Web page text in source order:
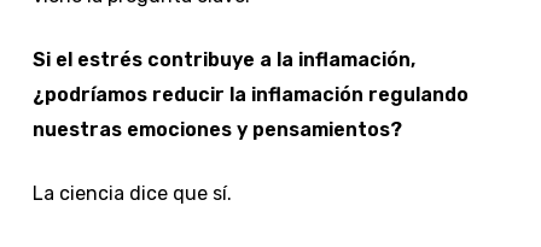
Si el estrés contribuye a la inflamación,
¿podríamos reducir la inflamación regulando
nuestras emociones y pensamientos?
La ciencia dice que sí.